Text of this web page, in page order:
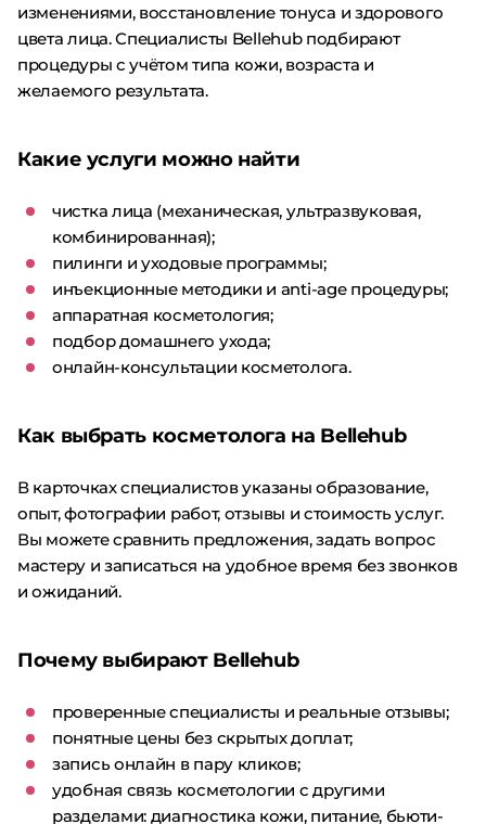
изменениями, восстановление тонуса и здорового
цвета лица. Специалисты Bellehub подбирают
процедуры с учётом типа кожи, возраста и
желаемого результата.
Какие услуги можно найти
чистка лица (механическая, ультразвуковая,
комбинированная);
пилинги и уходовые программы;
инъекционные методики и anti-age процедуры;
аппаратная косметология;
подбор домашнего ухода;
онлайн-консультации косметолога.
Как выбрать косметолога на Bellehub
В карточках специалистов указаны образование,
опыт, фотографии работ, отзывы и стоимость услуг.
Вы можете сравнить предложения, задать вопрос
мастеру и записаться на удобное время без звонков
и ожиданий.
Почему выбирают Bellehub
проверенные специалисты и реальные отзывы;
понятные цены без скрытых доплат;
запись онлайн в пару кликов;
удобная связь косметологии с другими
разделами: диагностика кожи, питание, бьюти-